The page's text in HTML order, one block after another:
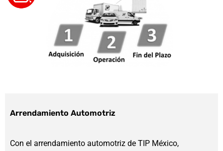
Arrendamiento Automotriz
Con el arrendamiento automotriz de TIP México,